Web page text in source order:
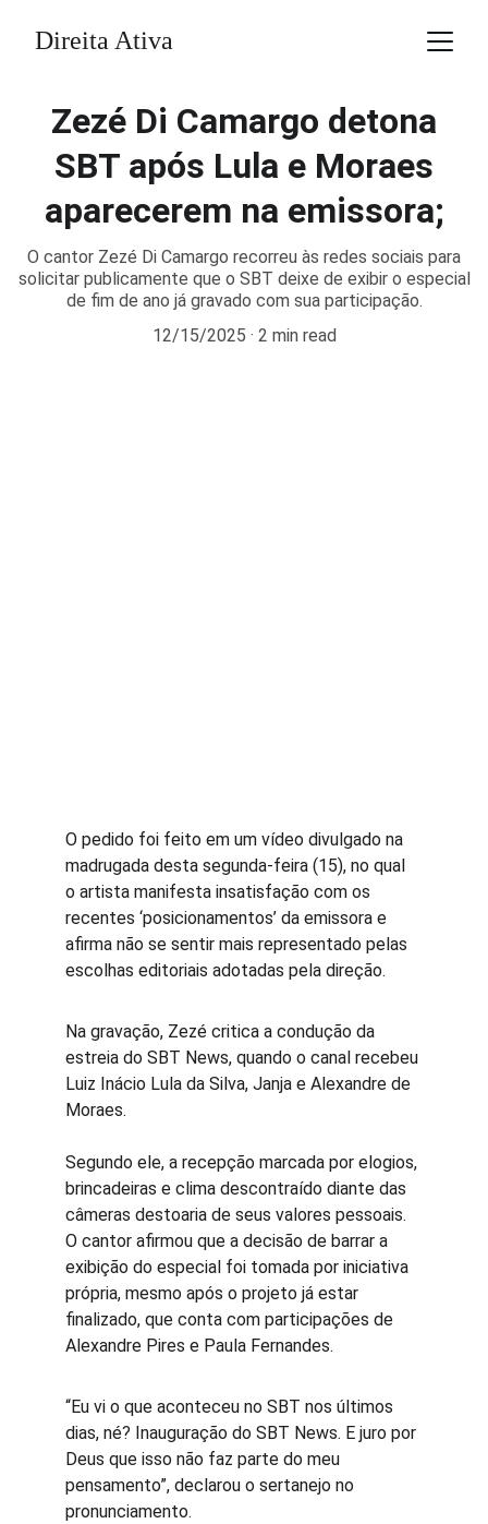
Direita Ativa
Zezé Di Camargo detona
SBT após Lula e Moraes
aparecerem na emissora;
O cantor Zezé Di Camargo recorreu às redes sociais para
solicitar publicamente que o SBT deixe de exibir o especial
de fim de ano já gravado com sua participação.
12/15/2025
2 min read
O pedido foi feito em um vídeo divulgado na
madrugada desta segunda-feira (15), no qual
o artista manifesta insatisfação com os
recentes ‘posicionamentos’ da emissora e
afirma não se sentir mais representado pelas
escolhas editoriais adotadas pela direção.
Na gravação, Zezé critica a condução da
estreia do SBT News, quando o canal recebeu
Luiz Inácio Lula da Silva, Janja e Alexandre de
Moraes.
Segundo ele, a recepção marcada por elogios,
brincadeiras e clima descontraído diante das
câmeras destoaria de seus valores pessoais.
O cantor afirmou que a decisão de barrar a
exibição do especial foi tomada por iniciativa
própria, mesmo após o projeto já estar
finalizado, que conta com participações de
Alexandre Pires e Paula Fernandes.
“Eu vi o que aconteceu no SBT nos últimos
dias, né? Inauguração do SBT News. E juro por
Deus que isso não faz parte do meu
pensamento”, declarou o sertanejo no
pronunciamento.